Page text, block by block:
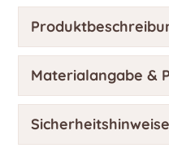
Materialangabe &
Sicherheitshinweise